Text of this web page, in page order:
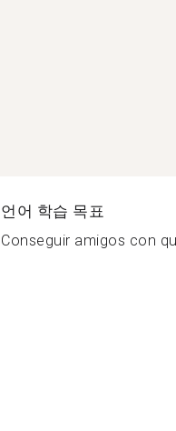
언어 학습 목표
Conseguir amigos con